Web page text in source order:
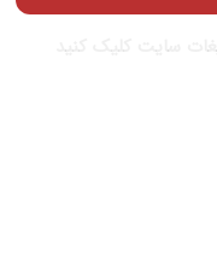
سایت کلیک کنید